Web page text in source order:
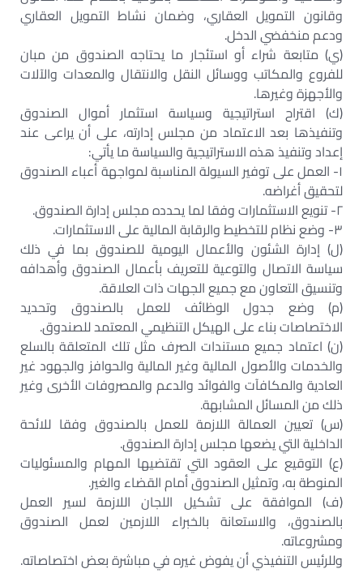
وقانون التمويل العقاري، وضمان نشاط التمويل العقاري
ودعم منخفضي الدخل.
(ي) متابعة شراء أو استئجار ما يحتاجه الصندوق من مبان
للفروع والمكاتب ووسائل النقل والانتقال والمعدات والآلات
والأجهزة وغيرها.
(ك) اقتراح استراتيجية وسياسة استثمار أموال الصندوق
وتنفيذها بعد الاعتماد من مجلس إدارته، على أن يراعى عند
إعداد وتنفيذ هذه الاستراتيجية والسياسة ما يأتي:
١- العمل على توفير السيولة المناسبة لمواجهة أعباء الصندوق
لتحقيق أغراضه.
٢- تنويع الاستثمارات وفقا لما يحدده مجلس إدارة الصندوق.
٣- وضع نظام للتخطيط والرقابة المالية على الاستثمارات.
(ل) إدارة الشئون والأعمال اليومية للصندوق بما في ذلك
سياسة الاتصال والتوعية للتعريف بأعمال الصندوق وأهدافه
وتنسيق التعاون مع جميع الجهات ذات العلاقة.
(م) وضع جدول الوظائف للعمل بالصندوق وتحديد
الاختصاصات بناء على الهيكل التنظيمي المعتمد للصندوق.
(ن) اعتماد جميع مستندات الصرف مثل تلك المتعلقة بالسلع
والخدمات والأصول المالية وغير المالية والحوافز والجهود غير
العادية والمكافآت والفوائد والدعم والمصروفات الأخرى وغير
ذلك من المسائل المشابهة.
(س) تعيين العمالة اللازمة للعمل بالصندوق وفقا للائحة
الداخلية التي يضعها مجلس إدارة الصندوق.
(ع) التوقيع على العقود التي تقتضيها المهام والمسئوليات
المنوطة به، وتمثيل الصندوق أمام القضاء والغير.
(ف) الموافقة على تشكيل اللجان اللازمة لسير العمل
بالصندوق، والاستعانة بالخبراء اللازمين لعمل الصندوق
ومشروعاته.
وللرئيس التنفيذي أن يفوض غيره في مباشرة بعض اختصاصاته.